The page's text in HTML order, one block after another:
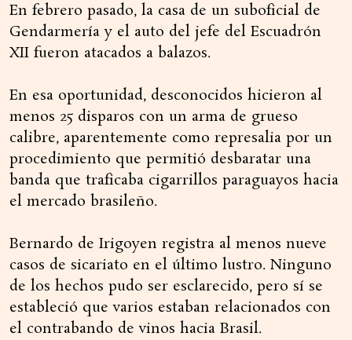
En febrero pasado, la casa de un suboficial de
Gendarmería y el auto del jefe del Escuadrón
XII fueron atacados a balazos.
En esa oportunidad, desconocidos hicieron al
menos 25 disparos con un arma de grueso
calibre, aparentemente como represalia por un
procedimiento que permitió desbaratar una
banda que traficaba cigarrillos paraguayos hacia
el mercado brasileño.
Bernardo de Irigoyen registra al menos nueve
casos de sicariato en el último lustro. Ninguno
de los hechos pudo ser esclarecido, pero sí se
estableció que varios estaban relacionados con
el contrabando de vinos hacia Brasil.